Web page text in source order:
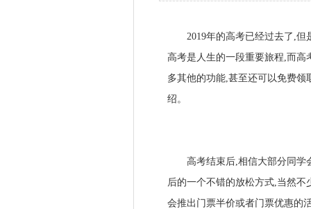
2019年的高考已经过去了,但
高考是人生的一段重要旅程,而高
多其他的功能,甚至还可以免费领
绍。
高考结束后,相信大部分同学
后的一个不错的放松方式,当然
会推出门票半价或者门票优惠的